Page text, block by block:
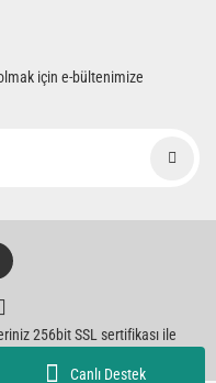
Canlı Destek
için e-bültenimize
256bit SSL sertifikası ile